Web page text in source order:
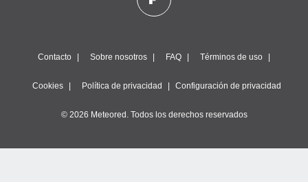
Contacto Sobre nosotros FAQ Términos de uso
Cookies Política de privacidad Configuración de privacidad
© 2026 Meteored. Todos los derechos reservados